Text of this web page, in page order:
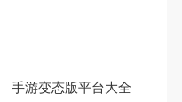
手游变态版平台大全